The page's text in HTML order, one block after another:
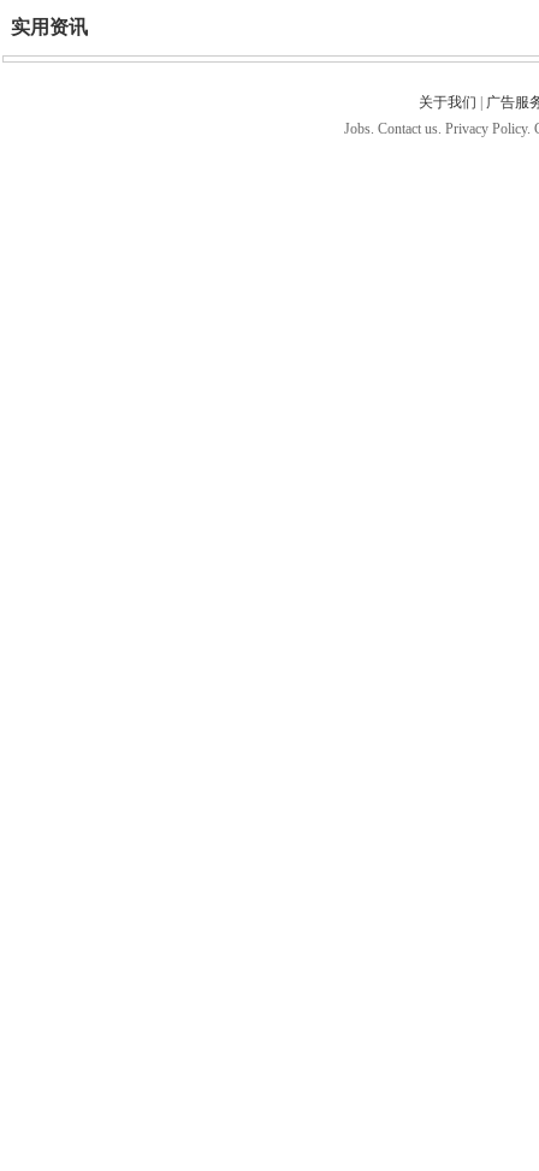
实用资讯
关于我们
广告服
Jobs. Contact us. Privacy